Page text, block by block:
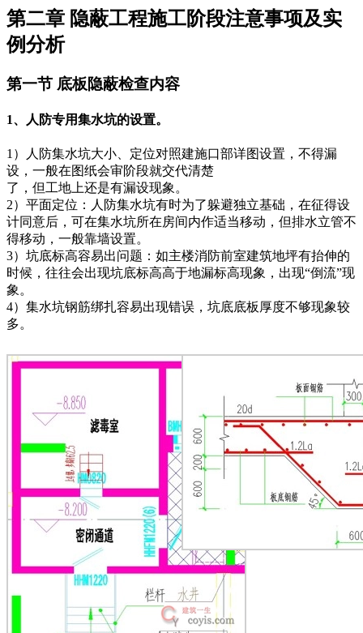
第二章 隐蔽工程施工阶段注意事项及实
例分析
第一节 底板隐蔽检查内容
1、人防专用集水坑的设置。
1）人防集水坑大小、定位对照建施口部详图设置，不得漏
设，一般在图纸会审阶段就交代清楚
了，但工地上还是有漏设现象。
2）平面定位：人防集水坑有时为了躲避独立基础，在征得设
计同意后，可在集水坑所在房间内作适当移动，但排水立管不
得移动，一般靠墙设置。
3）坑底标高容易出问题：如主楼消防前室建筑地坪有抬伸的
时候，往往会出现坑底标高高于地漏标高现象，出现“倒流”现
象。
4）集水坑钢筋绑扎容易出现错误，坑底底板厚度不够现象较
多。